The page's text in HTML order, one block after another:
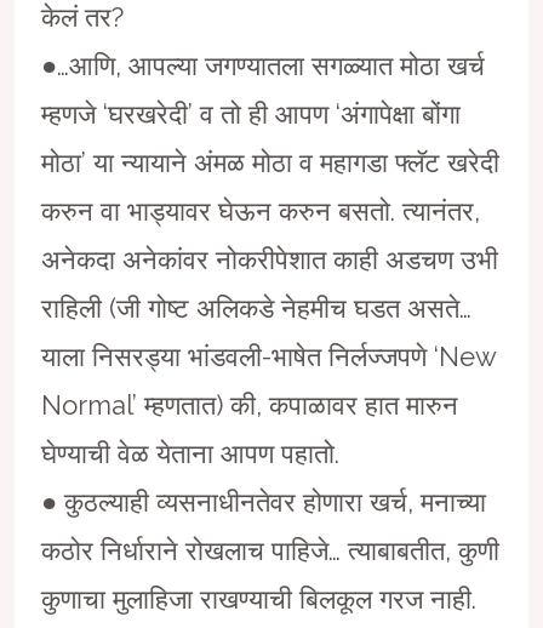
केलं तर?
●…आणि, आपल्या जगण्यातला सगळ्यात मोठा खर्च
म्हणजे ‘घरखरेदी’ व तो ही आपण ‘अंगापेक्षा बोंगा
मोठा’ या न्यायाने अंमळ मोठा व महागडा फ्लॅट खरेदी
करुन वा भाड्यावर घेऊन करुन बसतो. त्यानंतर,
अनेकदा अनेकांवर नोकरीपेशात काही अडचण उभी
राहिली (जी गोष्ट अलिकडे नेहमीच घडत असते…
याला निसरड्या भांडवली-भाषेत निर्लज्जपणे ‘New
Normal’ म्हणतात) की, कपाळावर हात मारुन
घेण्याची वेळ येताना आपण पहातो.
● कुठल्याही व्यसनाधीनतेवर होणारा खर्च, मनाच्या
कठोर निर्धाराने रोखलाच पाहिजे… त्याबाबतीत, कुणी
कुणाचा मुलाहिजा राखण्याची बिलकूल गरज नाही.